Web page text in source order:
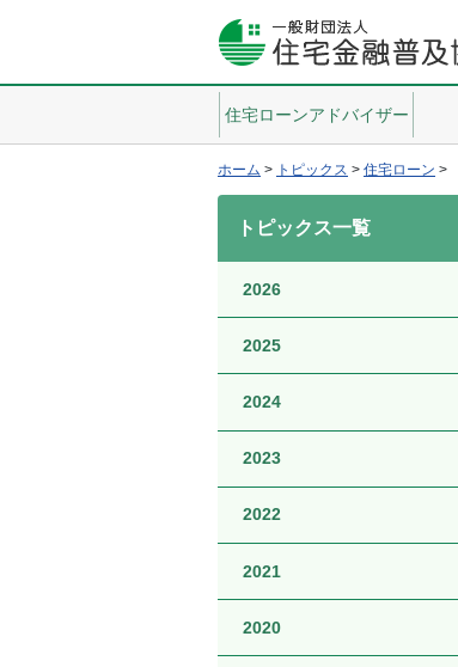
住宅ローンアドバイザー
ホーム > トピックス > 住宅ローン >
トピックス一覧
2026
2025
2024
2023
2022
2021
2020